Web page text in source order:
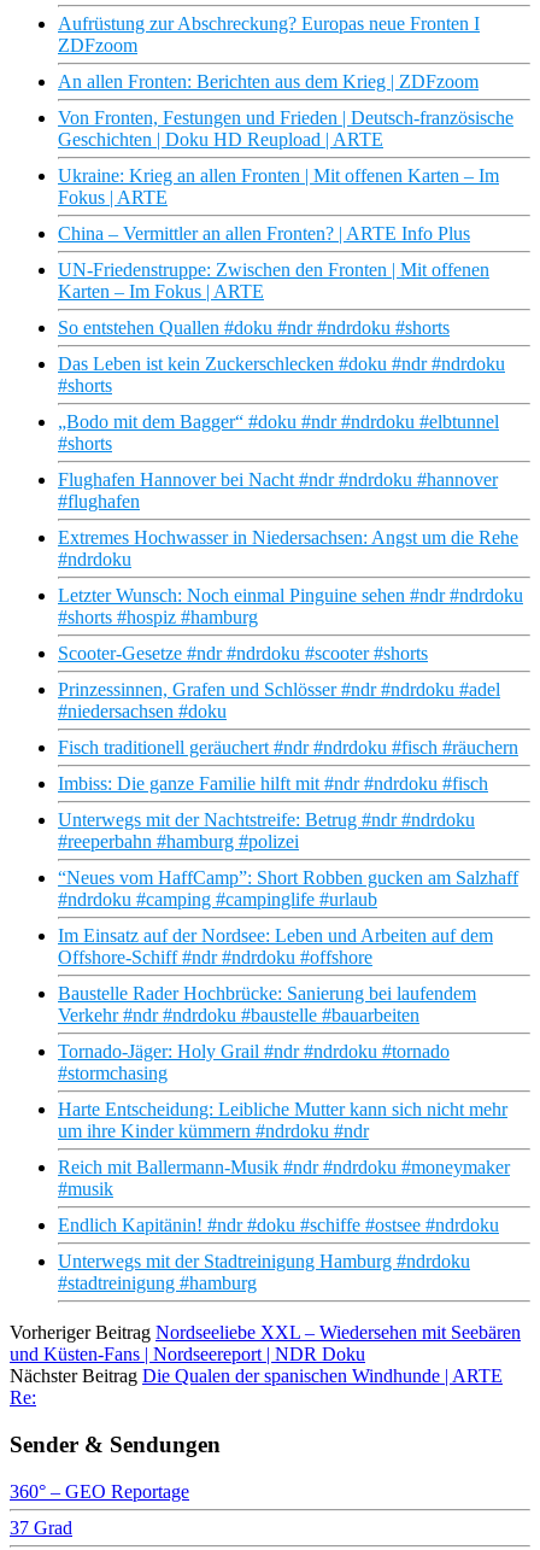
Aufrüstung zur Abschreckung? Europas neue Fronten I
ZDFzoom
An allen Fronten: Berichten aus dem Krieg | ZDFzoom
Von Fronten, Festungen und Frieden | Deutsch-französische
Geschichten | Doku HD Reupload | ARTE
Ukraine: Krieg an allen Fronten | Mit offenen Karten – Im
Fokus | ARTE
China – Vermittler an allen Fronten? | ARTE Info Plus
UN-Friedenstruppe: Zwischen den Fronten | Mit offenen
Karten – Im Fokus | ARTE
So entstehen Quallen #doku #ndr #ndrdoku #shorts
Das Leben ist kein Zuckerschlecken #doku #ndr #ndrdoku
#shorts
„Bodo mit dem Bagger“ #doku #ndr #ndrdoku #elbtunnel
#shorts
Flughafen Hannover bei Nacht #ndr #ndrdoku #hannover
#flughafen
Extremes Hochwasser in Niedersachsen: Angst um die Rehe
#ndrdoku
Letzter Wunsch: Noch einmal Pinguine sehen #ndr #ndrdoku
#shorts #hospiz #hamburg
Scooter-Gesetze #ndr #ndrdoku #scooter #shorts
Prinzessinnen, Grafen und Schlösser #ndr #ndrdoku #adel
#niedersachsen #doku
Fisch traditionell geräuchert #ndr #ndrdoku #fisch #räuchern
Imbiss: Die ganze Familie hilft mit #ndr #ndrdoku #fisch
Unterwegs mit der Nachtstreife: Betrug #ndr #ndrdoku
#reeperbahn #hamburg #polizei
“Neues vom HaffCamp”: Short Robben gucken am Salzhaff
#ndrdoku #camping #campinglife #urlaub
Im Einsatz auf der Nordsee: Leben und Arbeiten auf dem
Offshore-Schiff #ndr #ndrdoku #offshore
Baustelle Rader Hochbrücke: Sanierung bei laufendem
Verkehr #ndr #ndrdoku #baustelle #bauarbeiten
Tornado-Jäger: Holy Grail #ndr #ndrdoku #tornado
#stormchasing
Harte Entscheidung: Leibliche Mutter kann sich nicht mehr
um ihre Kinder kümmern #ndrdoku #ndr
Reich mit Ballermann-Musik #ndr #ndrdoku #moneymaker
#musik
Endlich Kapitänin! #ndr #doku #schiffe #ostsee #ndrdoku
Unterwegs mit der Stadtreinigung Hamburg #ndrdoku
#stadtreinigung #hamburg
Vorheriger Beitrag Nordseeliebe XXL – Wiedersehen mit Seebären
und Küsten-Fans | Nordseereport | NDR Doku
Nächster Beitrag Die Qualen der spanischen Windhunde | ARTE
Re:
Sender & Sendungen
360° – GEO Reportage
37 Grad